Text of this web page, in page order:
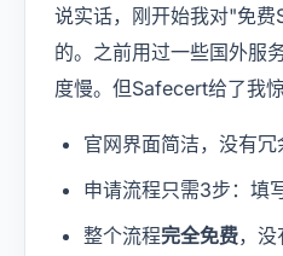
说实话，刚开始我对"免
的。之前用过一些国外服
度慢。但Safecert给了我惊
官网界面简洁，没有冗
申请流程只需3步：
整个流程完全免费，没